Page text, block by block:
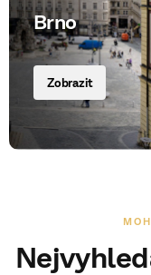
Brno
Zobrazit